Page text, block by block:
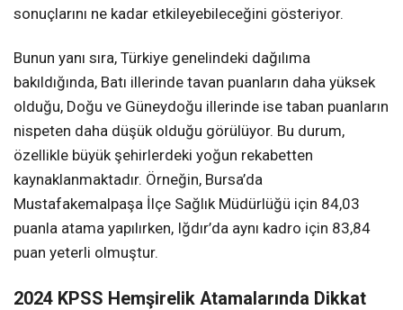
sonuçlarını ne kadar etkileyebileceğini gösteriyor.
Bunun yanı sıra, Türkiye genelindeki dağılıma
bakıldığında, Batı illerinde tavan puanların daha yüksek
olduğu, Doğu ve Güneydoğu illerinde ise taban puanların
nispeten daha düşük olduğu görülüyor. Bu durum,
özellikle büyük şehirlerdeki yoğun rekabetten
kaynaklanmaktadır. Örneğin, Bursa’da
Mustafakemalpaşa İlçe Sağlık Müdürlüğü için 84,03
puanla atama yapılırken, Iğdır’da aynı kadro için 83,84
puan yeterli olmuştur.
2024 KPSS Hemşirelik Atamalarında Dikkat